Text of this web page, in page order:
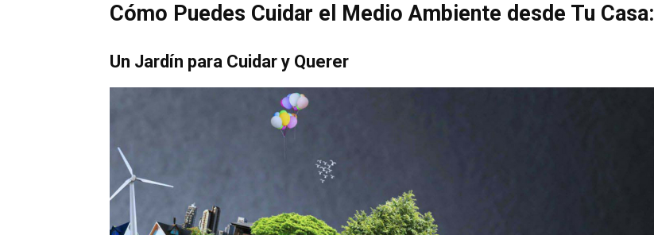
Cómo Puedes Cuidar el Medio Ambiente desde Tu Casa:
Un Jardín para Cuidar y Querer